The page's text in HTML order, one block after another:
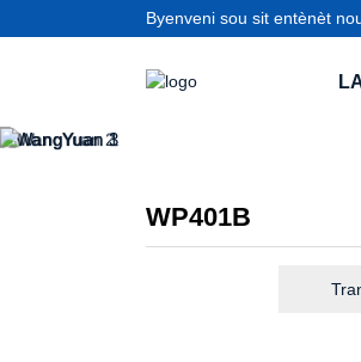
Byenveni sou sit entènèt
WP401B